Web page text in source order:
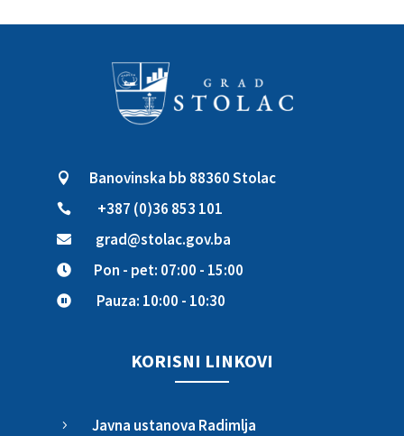
 Banovinska bb 88360 Stolac
 +387 (0)36 853 101
 grad@stolac.gov.ba
 Pon - pet: 07:00 - 15:00
 Pauza: 10:00 - 10:30
KORISNI LINKOVI
5 Javna ustanova Radimlja